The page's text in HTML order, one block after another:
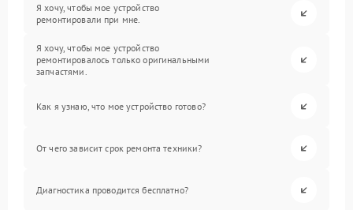
Я хочу, чтобы мое устройство
ремонтировали при мне.
Я хочу, чтобы мое устройство
ремонтировалось только оригинальными
запчастями.
Как я узнаю, что мое устройство готово?
От чего зависит срок ремонта техники?
Диагностика проводится бесплатно?